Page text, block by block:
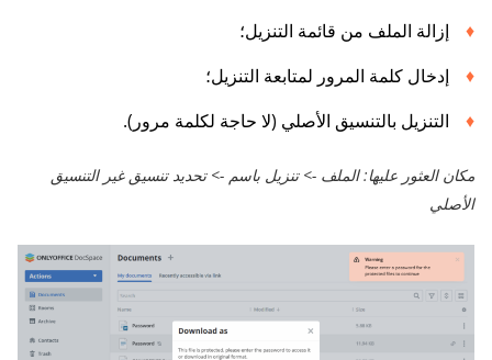
إزالة الملف من قائمة التنزيل؛
إدخال كلمة المرور لمتابعة التنزيل؛
التنزيل بالتنسيق الأصلي (لا حاجة لكلمة مرور).
مكان العثور عليها: الملف -> تنزيل باسم -> تحديد تنسيق غير التنسيق
الأصلي